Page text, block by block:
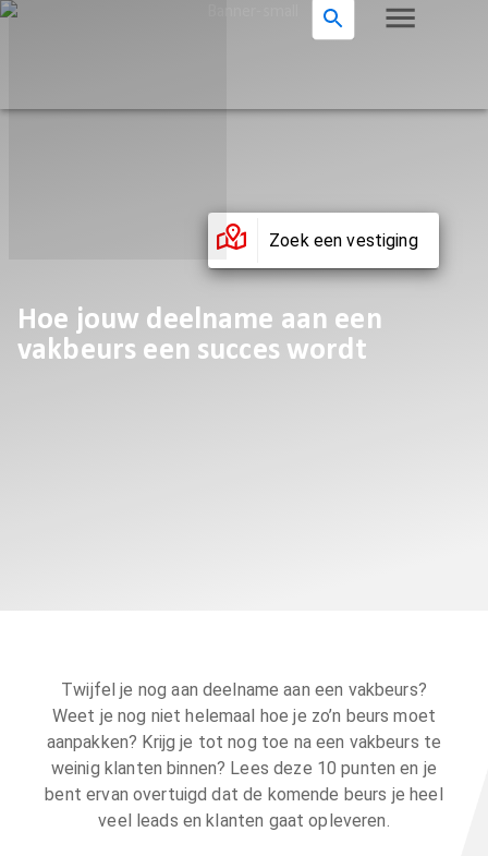
Zoek een vestiging
Hoe jouw deelname aan een
vakbeurs een succes wordt
Twijfel je nog aan deelname aan een vakbeurs?
Weet je nog niet helemaal hoe je zo’n beurs moet
aanpakken? Krijg je tot nog toe na een vakbeurs te
weinig klanten binnen? Lees deze 10 punten en je
bent ervan overtuigd dat de komende beurs je heel
veel leads en klanten gaat opleveren.